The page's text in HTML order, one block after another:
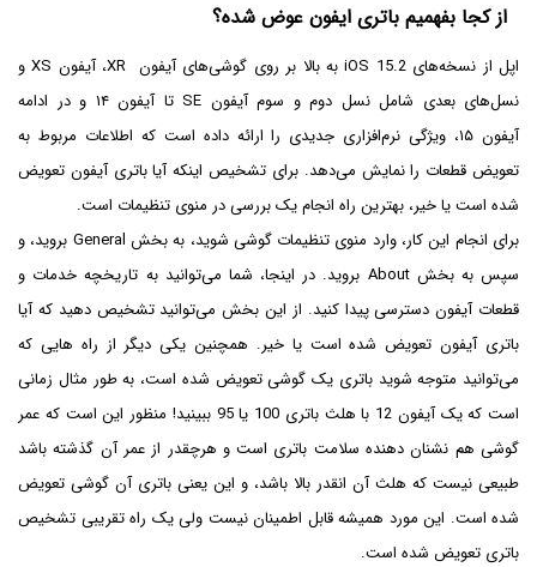
از کجا بفهمیم باتری ایفون عوض شده؟
اپل از نسخه‌های iOS 15.2 به بالا بر روی گوشی‌های آیفون XR، آیفون XS و
نسل‌های بعدی شامل نسل دوم و سوم آیفون SE تا آیفون ۱۴ و در ادامه
آیفون ۱۵، ویژگی نرم‌افزاری جدیدی را ارائه داده است که اطلاعات مربوط به
تعویض قطعات را نمایش می‌دهد. برای تشخیص اینکه آیا باتری آیفون تعویض
شده است یا خیر، بهترین راه انجام یک بررسی در منوی تنظیمات است.
برای انجام این کار، وارد منوی تنظیمات گوشی شوید، به بخش General بروید، و
سپس به بخش About بروید. در اینجا، شما می‌توانید به تاریخچه خدمات و
قطعات آیفون دسترسی پیدا کنید. از این بخش می‌توانید تشخیص دهید که آیا
باتری آیفون تعویض شده است یا خیر. همچنین یکی دیگر از راه هایی که
می‌توانید متوجه شوید باتری یک گوشی تعویض شده است، به طور مثال زمانی
است که یک آیفون 12 با هلث باتری 100 یا 95 ببینید! منظور این است که عمر
گوشی هم نشنان دهنده سلامت باتری است و هرچقدر از عمر آن گذشته باشد
طبیعی نیست که هلث آن انقدر بالا باشد، و این یعنی باتری آن گوشی تعویض
شده است. این مورد همیشه قابل اطمینان نیست ولی یک راه تقریبی تشخیص
باتری تعویض شده است.